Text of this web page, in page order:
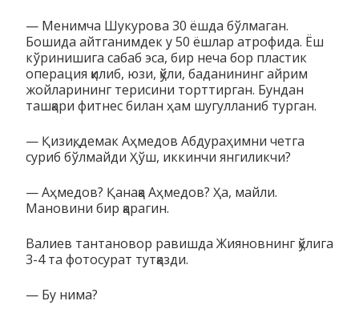
— Менимча Шукурова 30 ёшда бўлмаган.
Бошида айтганимдек у 50 ёшлар атрофида. Ёш
кўринишига сабаб эса, бир неча бор пластик
операция қилиб, юзи, қўли, баданининг айрим
жойларининг терисини торттирган. Бундан
ташқари фитнес билан ҳам шугулланиб турган.
— Қизиқ, демак Аҳмедов Абдураҳимни четга
суриб бўлмайди Ҳўш, иккинчи янгиликчи?
— Аҳмедов? Қанақа Аҳмедов? Ҳа, майли.
Мановини бир қарагин.
Валиев тантановор равишда Жияновнинг қўлига
3-4 та фотосурат тутқазди.
— Бу нима?